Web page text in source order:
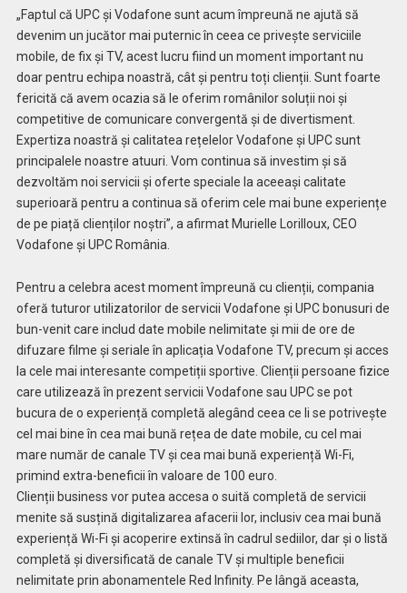
„Faptul că UPC și Vodafone sunt acum împreună ne ajută să
devenim un jucător mai puternic în ceea ce privește serviciile
mobile, de fix și TV, acest lucru fiind un moment important nu
doar pentru echipa noastră, cât și pentru toți clienții. Sunt foarte
fericită că avem ocazia să le oferim românilor soluții noi și
competitive de comunicare convergentă și de divertisment.
Expertiza noastră și calitatea rețelelor Vodafone și UPC sunt
principalele noastre atuuri. Vom continua să investim și să
dezvoltăm noi servicii și oferte speciale la aceeași calitate
superioară pentru a continua să oferim cele mai bune experiențe
de pe piață clienților noștri”, a afirmat Murielle Lorilloux, CEO
Vodafone și UPC România.
Pentru a celebra acest moment împreună cu clienții, compania
oferă tuturor utilizatorilor de servicii Vodafone și UPC bonusuri de
bun-venit care includ date mobile nelimitate și mii de ore de
difuzare filme și seriale în aplicația Vodafone TV, precum și acces
la cele mai interesante competiții sportive. Clienții persoane fizice
care utilizează în prezent servicii Vodafone sau UPC se pot
bucura de o experiență completă alegând ceea ce li se potrivește
cel mai bine în cea mai bună rețea de date mobile, cu cel mai
mare număr de canale TV și cea mai bună experiență Wi-Fi,
primind extra-beneficii în valoare de 100 euro.
Clienții business vor putea accesa o suită completă de servicii
menite să susțină digitalizarea afacerii lor, inclusiv cea mai bună
experiență Wi-Fi și acoperire extinsă în cadrul sediilor, dar și o listă
completă și diversificată de canale TV și multiple beneficii
nelimitate prin abonamentele Red Infinity. Pe lângă aceasta,